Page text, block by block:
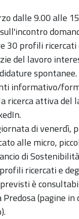
dalle 9.00 alle
30 profili
del lavoro
informativo/
ricerca attiva del
di venerdì,
alle micro,
di
ricercati e
è
Predosa (pagine in